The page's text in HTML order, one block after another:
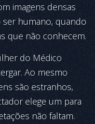
imagens densas
ser humano, quando
que não conhecem.
do Médico
Ao mesmo
são estranhos,
elege um para
não faltam.